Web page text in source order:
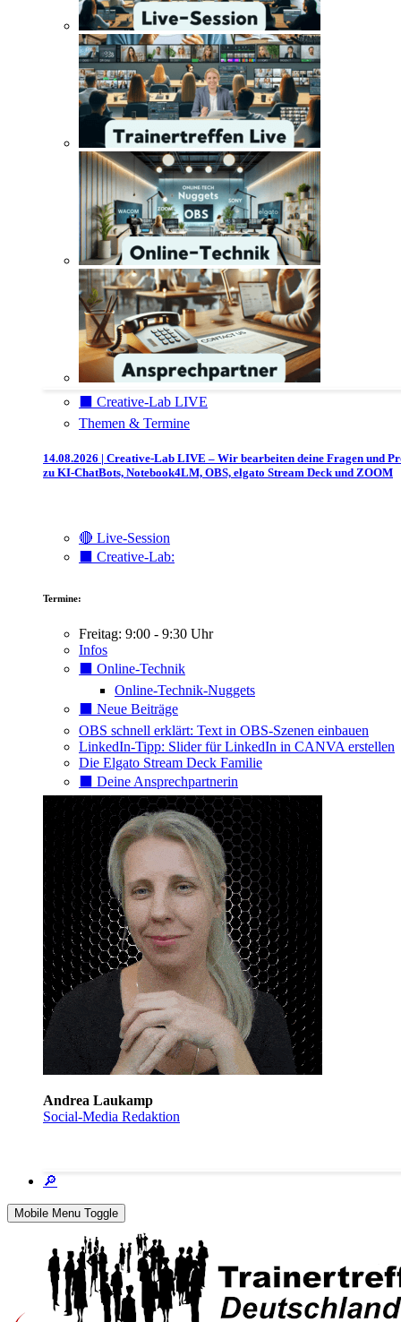
⬛️ Creative-Lab LIVE
Themen & Termine
14.08.2026 | Creative-Lab LIVE – Wir bearbeiten deine Fragen und
zu KI-ChatBots, Notebook4LM, OBS, elgato Stream Deck und ZOOM
🔴 Live-Session
⬛️ Creative-Lab:
Termine:
Freitag: 9:00 - 9:30 Uhr
Infos
⬛️ Online-Technik
Online-Technik-Nuggets
⬛️ Neue Beiträge
OBS schnell erklärt: Text in OBS-Szenen einbauen
LinkedIn-Tipp: Slider für LinkedIn in CANVA erstellen
Die Elgato Stream Deck Familie
⬛️ Deine Ansprechpartnerin
Andrea Laukamp
Social-Media Redaktion
🔎
Mobile Menu Toggle